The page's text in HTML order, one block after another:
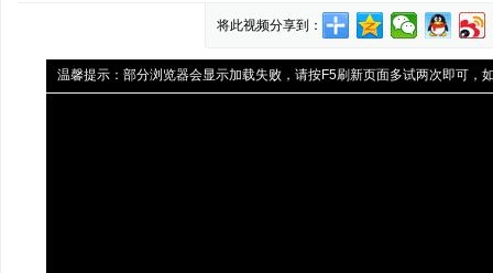
将此视频分享到：
温馨提示： 部分浏览器会显示加载失败，请按F5刷新页面多试两次即可，